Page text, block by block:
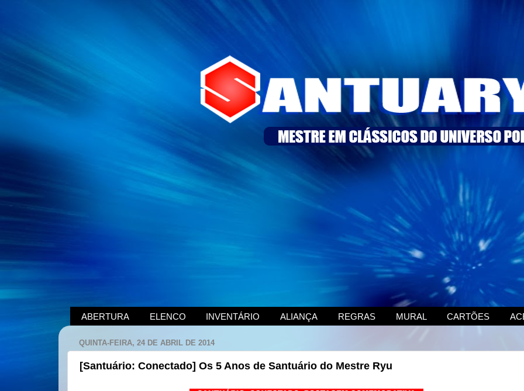
ABERTURA ELENCO INVENTÁRIO ALIANÇA REGRAS MURAL CARTÕES
QUINTA-FEIRA, 24 DE ABRIL DE 2014
[Santuário: Conectado] Os 5 Anos de Santuário do Mestre Ryu